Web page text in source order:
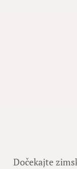
Dočekajte